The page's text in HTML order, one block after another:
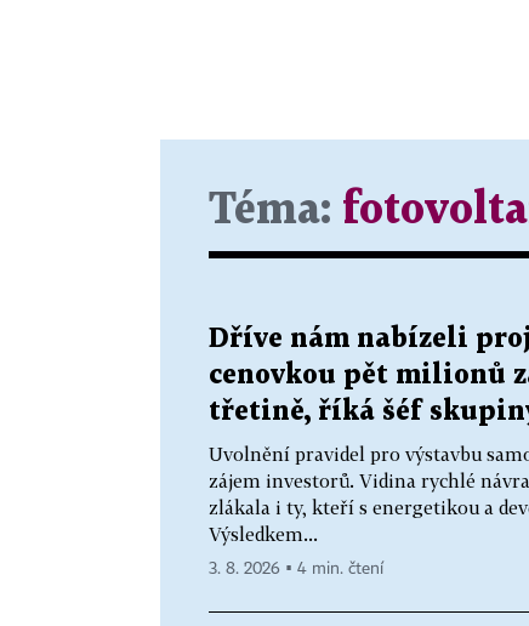
Téma:
Dříve nám nabízeli
cenovkou pět milionů
třetině, říká šéf
Uvolnění pravidel pro výstavbu
zájem investorů. Vidina rychlé
zlákala i ty, kteří s energetikou a
Výsledkem...
3. 8. 2026 ▪ 4 min. čtení